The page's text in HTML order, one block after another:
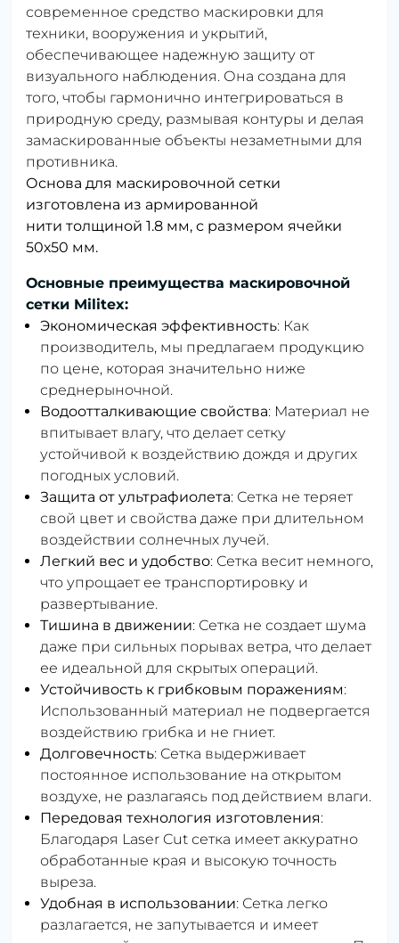
современное средство маскировки для
техники, вооружения и укрытий,
обеспечивающее надежную защиту от
визуального наблюдения. Она создана для
того, чтобы гармонично интегрироваться в
природную среду, размывая контуры и делая
замаскированные объекты незаметными для
противника.
Основа для маскировочной сетки
изготовлена ​​из армированной
нити толщиной 1.8 мм, с размером ячейки
50х50 мм.
Основные преимущества маскировочной
сетки Militex:
Экономическая эффективность: Как
производитель, мы предлагаем продукцию
по цене, которая значительно ниже
среднерыночной.
Водоотталкивающие свойства: Материал не
впитывает влагу, что делает сетку
устойчивой к воздействию дождя и других
погодных условий.
Защита от ультрафиолета: Сетка не теряет
свой цвет и свойства даже при длительном
воздействии солнечных лучей.
Легкий вес и удобство: Сетка весит немного,
что упрощает ее транспортировку и
развертывание.
Тишина в движении: Сетка не создает шума
даже при сильных порывах ветра, что делает
ее идеальной для скрытых операций.
Устойчивость к грибковым поражениям:
Использованный материал не подвергается
воздействию грибка и не гниет.
Долговечность: Сетка выдерживает
постоянное использование на открытом
воздухе, не разлагаясь под действием влаги.
Передовая технология изготовления:
Благодаря Laser Cut сетка имеет аккуратно
обработанные края и высокую точность
выреза.
Удобная в использовании: Сетка легко
разлагается, не запутывается и имеет